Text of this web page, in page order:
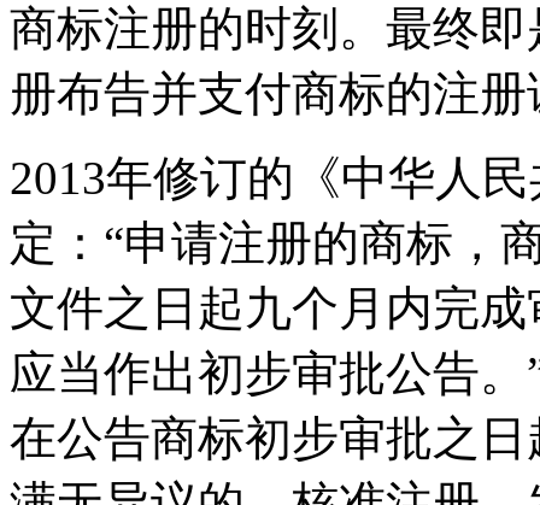
商标注册的时刻。最终
册布告并支付商标的注册
2013年修订的《中华人
定：“申请注册的商标，
文件之日起九个月内完
应当作出初步审批公告
在公告商标初步审批之